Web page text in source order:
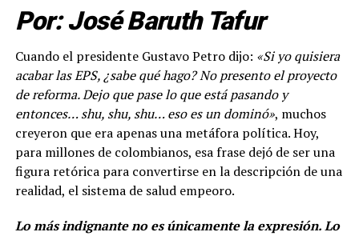
Por: José Baruth Tafur
Cuando el presidente Gustavo Petro dijo: «Si yo quisiera
acabar las EPS, ¿sabe qué hago? No presento el proyecto
de reforma. Dejo que pase lo que está pasando y
entonces… shu, shu, shu… eso es un dominó», muchos
creyeron que era apenas una metáfora política. Hoy,
para millones de colombianos, esa frase dejó de ser una
figura retórica para convertirse en la descripción de una
realidad, el sistema de salud empeoro.
Lo más indignante no es únicamente la expresión. Lo